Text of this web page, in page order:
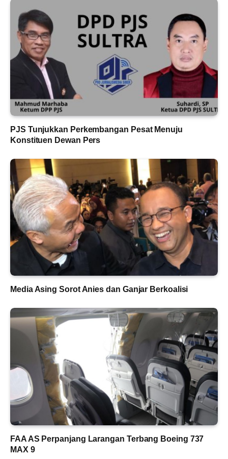
PJS Tunjukkan Perkembangan Pesat Menuju
Konstituen Dewan Pers
Media Asing Sorot Anies dan Ganjar Berkoalisi
FAA AS Perpanjang Larangan Terbang Boeing 737
MAX 9